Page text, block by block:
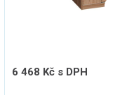
6 468 Kč s DPH